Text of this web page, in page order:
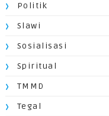
Politik
Slawi
Sosialisasi
Spiritual
TMMD
Tegal